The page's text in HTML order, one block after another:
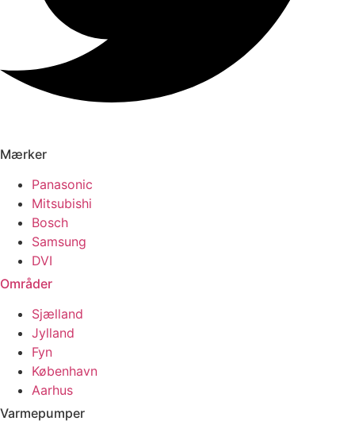
Mærker
Panasonic
Mitsubishi
Bosch
Samsung
DVI
Områder
Sjælland
Jylland
Fyn
København
Aarhus
Varmepumper